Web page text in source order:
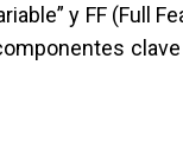
y FF (Full